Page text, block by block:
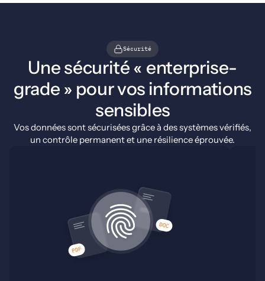
Sécurité
Une sécurité « enterprise-
grade » pour vos informations
sensibles
Vos données sont sécurisées grâce à des systèmes vérifiés,
un contrôle permanent et une résilience éprouvée.